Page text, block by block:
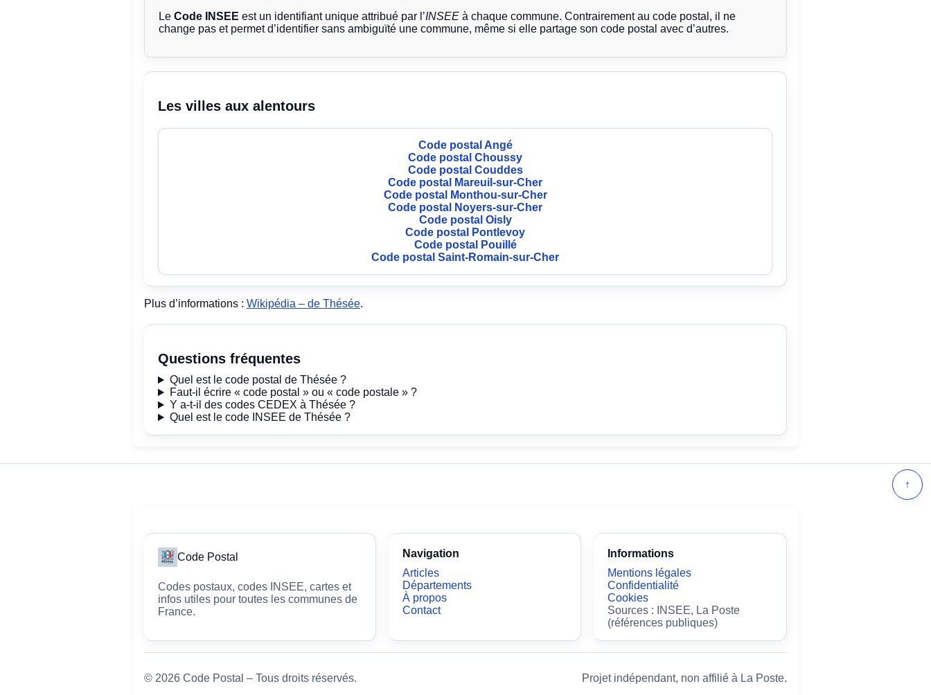
Le Code INSEE est un identifiant unique attribué par l’INSEE à chaque commune. Contrairement au code postal, il ne
change pas et permet d’identifier sans ambiguïté une commune, même si elle partage son code postal avec d’autres.
Les villes aux alentours
Code postal Angé
Code postal Choussy
Code postal Couddes
Code postal Mareuil-sur-Cher
Code postal Monthou-sur-Cher
Code postal Noyers-sur-Cher
Code postal Oisly
Code postal Pontlevoy
Code postal Pouillé
Code postal Saint-Romain-sur-Cher
Plus d’informations : Wikipédia – de Thésée.
Questions fréquentes
Quel est le code postal de Thésée ?
Faut-il écrire « code postal » ou « code postale » ?
Y a-t-il des codes CEDEX à Thésée ?
Quel est le code INSEE de Thésée ?
↑
Code Postal
Codes postaux, codes INSEE, cartes et
infos utiles pour toutes les communes de
France.
Navigation
Articles
Départements
À propos
Contact
Informations
Mentions légales
Confidentialité
Cookies
Sources : INSEE, La Poste
(références publiques)
© 2026 Code Postal – Tous droits réservés. Projet indépendant, non affilié à La Poste.